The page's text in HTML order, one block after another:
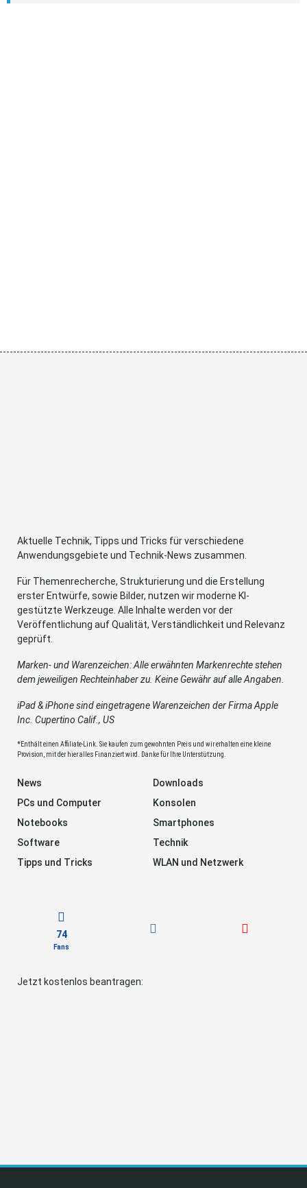
Aktuelle Technik, Tipps und Tricks für verschiedene
Anwendungsgebiete und Technik-News zusammen.
Für Themenrecherche, Strukturierung und die Erstellung
erster Entwürfe, sowie Bilder, nutzen wir moderne KI-
gestützte Werkzeuge. Alle Inhalte werden vor der
Veröffentlichung auf Qualität, Verständlichkeit und Relevanz
geprüft.
Marken- und Warenzeichen: Alle erwähnten Markenrechte stehen
dem jeweiligen Rechteinhaber zu. Keine Gewähr auf alle Angaben.
iPad & iPhone sind eingetragene Warenzeichen der Firma Apple
Inc. Cupertino Calif., US
*Enthält einen Affiliate-Link. Sie kaufen zum gewohnten Preis und wir erhalten eine kleine
Provision, mit der hier alles Finanziert wird. Danke für Ihre Unterstützung.
News
Downloads
PCs und Computer
Konsolen
Notebooks
Smartphones
Software
Technik
Tipps und Tricks
WLAN und Netzwerk
74
Fans
Jetzt kostenlos beantragen: